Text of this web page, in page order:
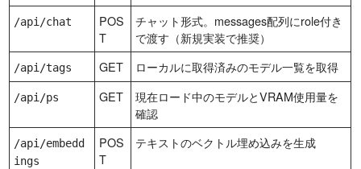
/api/chat
POS
T
チャット形式。messages配列にrole付き
で渡す（新規実装で推奨）
/api/tags GET ローカルに取得済みのモデル一覧を取得
/api/ps GET
現在ロード中のモデルとVRAM使用量を
確認
/api/embedd
ings
POS
T
テキストのベクトル埋め込みを生成